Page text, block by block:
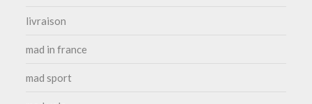
livraison
mad in france
mad sport